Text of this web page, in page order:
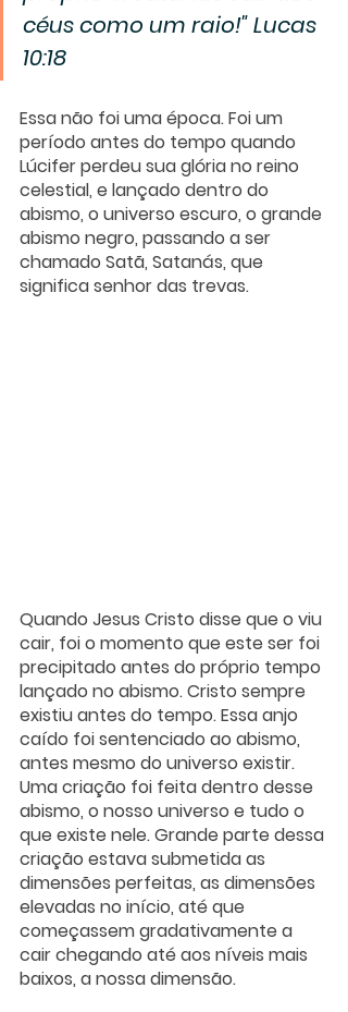
céus como um raio!"Lucas
10:18
Essa não foi uma época. Foi um
período antes do tempo quando
Lúcifer perdeu sua glória no reino
celestial, e lançado dentro do
abismo, o universo escuro, o grande
abismo negro, passando a ser
chamado Satã, Satanás, que
significa senhor das trevas.
Quando Jesus Cristo disse que o viu
cair, foi o momento que este ser foi
precipitado antes do próprio tempo
lançado no abismo. Cristo sempre
existiu antes do tempo. Essa anjo
caído foi sentenciado ao abismo,
antes mesmo do universo existir.
Uma criação foi feita dentro desse
abismo, o nosso universo e tudo o
que existe nele. Grande parte dessa
criação estava submetida as
dimensões perfeitas, as dimensões
elevadas no início, até que
começassem gradativamente a
cair chegando até aos níveis mais
baixos, a nossa dimensão.